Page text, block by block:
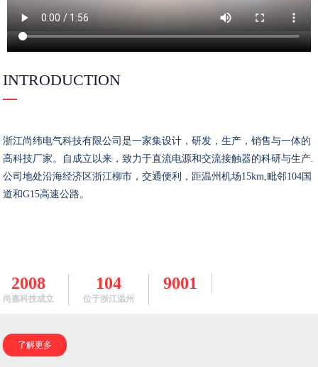
INTRODUCTION
浙江尚纬电气科技有限公司是一家集设计，研发，生产，销售与一体的
高科技厂家。自成立以来，致力于直流电源和交流接触器的科研与生产.
公司地处沿海经济区浙江柳市，交通便利，距温州机场15km,毗邻104国
道和G15高速公路。
2008
尚嘉科技成立
104
位于浙江温州
9001
了解更多